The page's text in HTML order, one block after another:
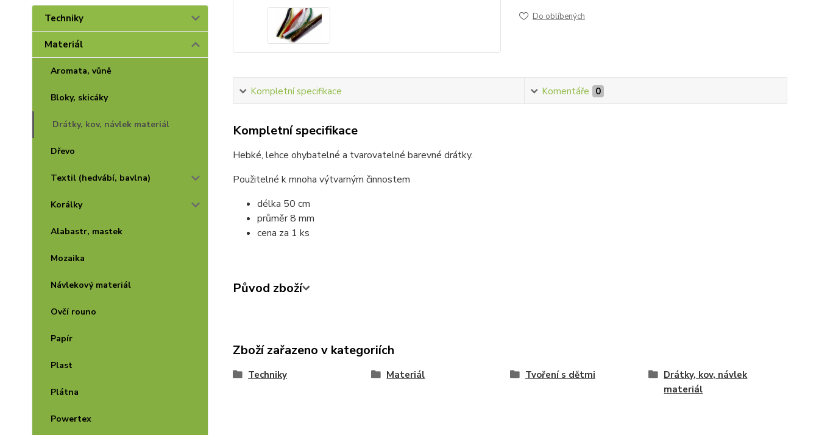
Techniky
Materiál
Aromata, vůně
Bloky, skicáky
Drátky, kov, návlek materiál
Dřevo
Textil (hedvábí, bavlna)
Korálky
Alabastr, mastek
Mozaika
Návlekový materiál
Ovčí rouno
Papír
Plast
Plátna
Powertex
Do oblíbených
Kompletní specifikace Komentáře 0
Kompletní specifikace
Hebké, lehce ohybatelné a tvarovatelné barevné drátky.
Použitelné k mnoha výtvarným činnostem
délka 50 cm
průměr 8 mm
cena za 1 ks
Původ zboží
Zboží zařazeno v kategoriích
Techniky Materiál Tvoření s dětmi
Drátky, kov, návlek
materiál